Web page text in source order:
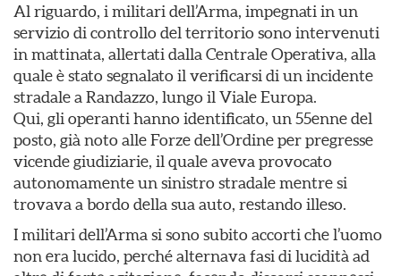
Al riguardo, i militari dell’Arma, impegnati in un
servizio di controllo del territorio sono intervenuti
in mattinata, allertati dalla Centrale Operativa, alla
quale è stato segnalato il verificarsi di un incidente
stradale a Randazzo, lungo il Viale Europa.
Qui, gli operanti hanno identificato, un 55enne del
posto, già noto alle Forze dell’Ordine per pregresse
vicende giudiziarie, il quale aveva provocato
autonomamente un sinistro stradale mentre si
trovava a bordo della sua auto, restando illeso.
I militari dell’Arma si sono subito accorti che l’uomo
non era lucido, perché alternava fasi di lucidità ad